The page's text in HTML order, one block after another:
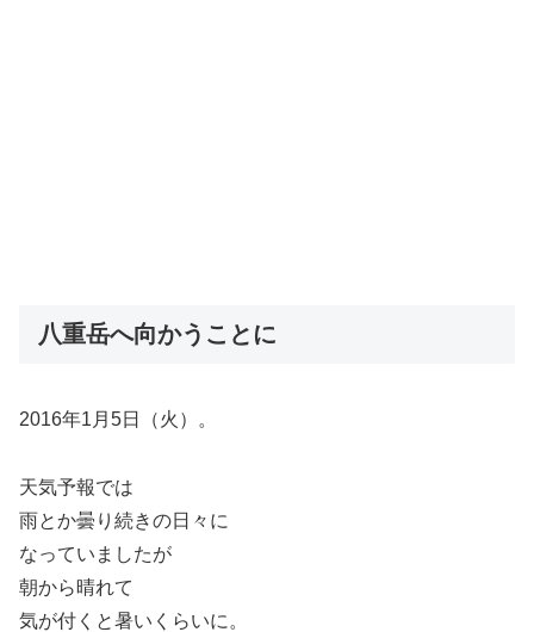
八重岳へ向かうことに
2016年1月5日（火）。
天気予報では
雨とか曇り続きの日々に
なっていましたが
朝から晴れて
気が付くと暑いくらいに。